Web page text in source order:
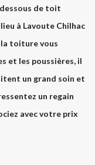
de toit
à Lavoute Chilhac
la toiture vous
et les poussières, il
un grand soin et
un regain
avec votre prix